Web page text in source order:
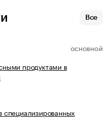
Все
ОСНОВНОЙ
продуктами в
специализированных